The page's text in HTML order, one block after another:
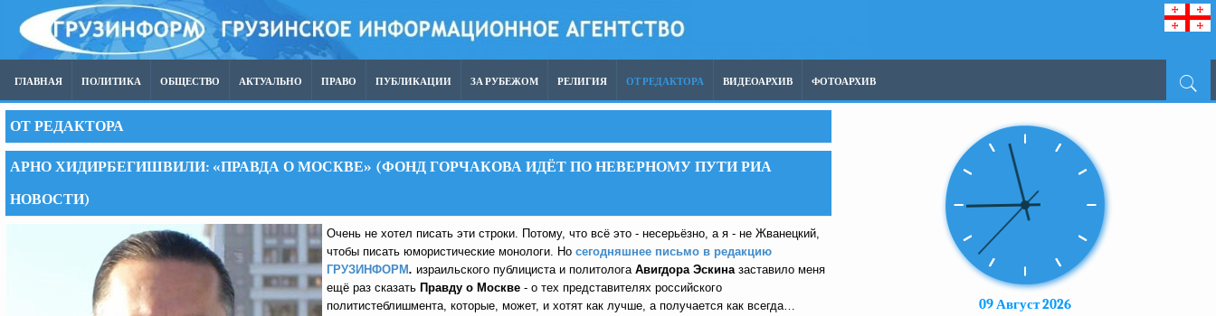
ГЛАВНАЯ ПОЛИТИКА ОБЩЕСТВО АКТУАЛЬНО ПРАВО ПУБЛИКАЦИИ ЗА РУБЕЖОМ РЕЛИГИЯ ОТ РЕДАКТОРА ВИДЕОАРХИВ ФОТОАРХИВ
ОТ РЕДАКТОРА
АРНО ХИДИРБЕГИШВИЛИ: «ПРАВДА О МОСКВЕ» (ФОНД ГОРЧАКОВА ИДЁТ ПО НЕВЕРНОМУ ПУТИ РИА
НОВОСТИ)
Очень не хотел писать эти строки. Потому, что всё это - несерьёзно, а я - не Жванецкий,
чтобы писать юмористические монологи. Но сегодняшнее письмо в редакцию
ГРУЗИНФОРМ. израильского публициста и политологаАвигдора Эскина заставило меня
ещё раз сказать Правду о Москве - о тех представителях российского
политистеблишмента, которые, может, и хотят как лучше, а получается как всегда…
09 Август 2026